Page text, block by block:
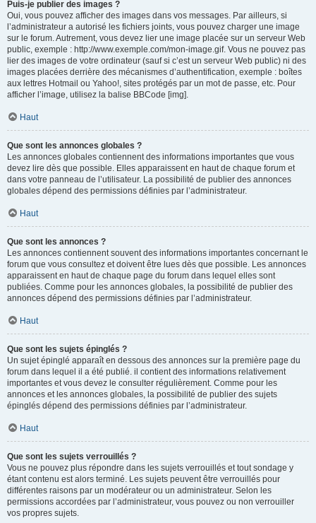
Puis-je publier des images ?
Oui, vous pouvez afficher des images dans vos messages. Par ailleurs, si
l’administrateur a autorisé les fichiers joints, vous pouvez charger une image
sur le forum. Autrement, vous devez lier une image placée sur un serveur Web
public, exemple : http://www.exemple.com/mon-image.gif. Vous ne pouvez pas
lier des images de votre ordinateur (sauf si c’est un serveur Web public) ni des
images placées derrière des mécanismes d’authentification, exemple : boîtes
aux lettres Hotmail ou Yahoo!, sites protégés par un mot de passe, etc. Pour
afficher l’image, utilisez la balise BBCode [img].
Haut
Que sont les annonces globales ?
Les annonces globales contiennent des informations importantes que vous
devez lire dès que possible. Elles apparaissent en haut de chaque forum et
dans votre panneau de l’utilisateur. La possibilité de publier des annonces
globales dépend des permissions définies par l’administrateur.
Haut
Que sont les annonces ?
Les annonces contiennent souvent des informations importantes concernant le
forum que vous consultez et doivent être lues dès que possible. Les annonces
apparaissent en haut de chaque page du forum dans lequel elles sont
publiées. Comme pour les annonces globales, la possibilité de publier des
annonces dépend des permissions définies par l’administrateur.
Haut
Que sont les sujets épinglés ?
Un sujet épinglé apparaît en dessous des annonces sur la première page du
forum dans lequel il a été publié. il contient des informations relativement
importantes et vous devez le consulter régulièrement. Comme pour les
annonces et les annonces globales, la possibilité de publier des sujets
épinglés dépend des permissions définies par l’administrateur.
Haut
Que sont les sujets verrouillés ?
Vous ne pouvez plus répondre dans les sujets verrouillés et tout sondage y
étant contenu est alors terminé. Les sujets peuvent être verrouillés pour
différentes raisons par un modérateur ou un administrateur. Selon les
permissions accordées par l’administrateur, vous pouvez ou non verrouiller
vos propres sujets.